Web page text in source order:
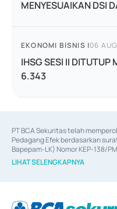
MENYESUAIKAN DSI
EKONOMI BISNIS |06
IHSG SESI II DITUTUP
6.343
PT BCA Sekuritas telah
Pedagang Efek berdasarkan
Bapepam-LK) Nomor KEP-138/
06/D.04/2014 tanggal 28
Efek berdasarkan surat
berdasarkan surat keputusan
LIHAT SELENGKAPNYA